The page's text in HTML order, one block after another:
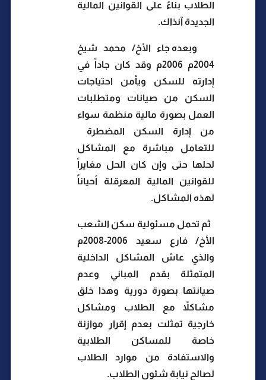
الطلاب بناءً على القوانين المالية
الجديدة آنذاك.
وبعده جاء الأخ/ محمد شيخ
2004م 2006م وقد كان جاداً في
إدارته للسكن ويأمن احتياجات
السكن من صيانات ومتطلبات
العمل بصورة مالية منظمة سواء
من إدارة السكن المضطرة
للتعامل مباشرة مع المشاكل
لحلها حتى وإن كان الحل مغايراً
للقوانين المالية المعرقلة أحياناً
لهذه المشاكل.
ثم تحمل مسئولية سكن الشعب
الأخ/ فارع سعيد 2006-2008م
والذي عاش المشاكل الداخلية
المتمثلة بقدم المباني وعدم
صيانتها بصورة دورية وهذا خلق
مشاكلاً مع الطلاب ومشاكل
خارجية تمثلت بعدم إقرار موازنة
خاصة للمساكن الطلابية
والاستفادة من موارد الطلاب
لصالح نيابة شئون الطلاب.